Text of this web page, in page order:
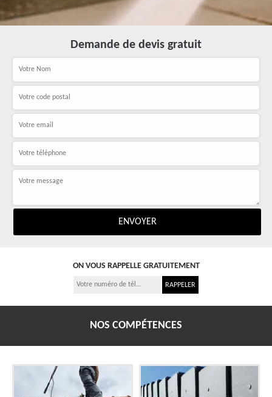
Demande de devis gratuit
ON VOUS RAPPELLE GRATUITEMENT
NOS COMPÉTENCES